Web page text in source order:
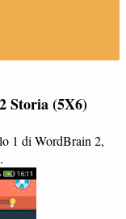
Storia (5X6)
1 di WordBrain 2,